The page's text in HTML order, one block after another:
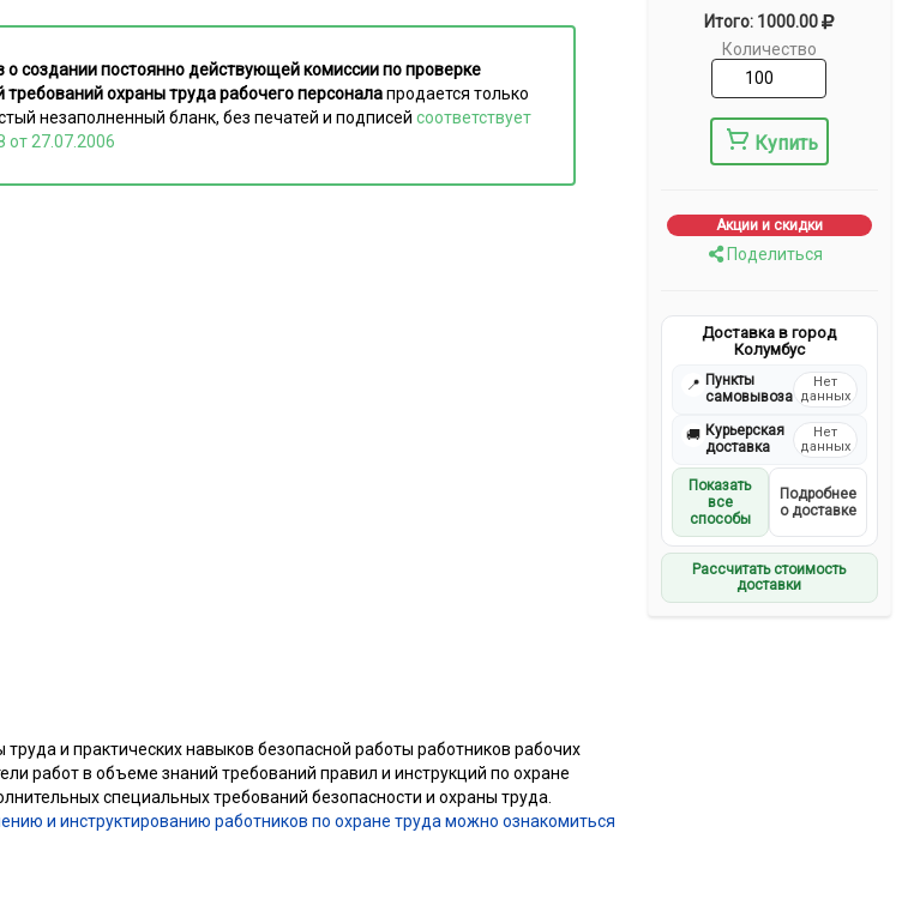
Итого: 1000.00
Количество
Купить
Акции и скидки
Поделиться
Доставка в город
Колумбус
📍 Пункты
самовывоза
Нет
данных
🚚 Курьерская
доставка
Нет
данных
Показать
все
способы
Подробнее
о доставке
Рассчитать стоимость
доставки
о создании постоянно действующей комиссии по проверке
требований охраны труда рабочего персоналапродается только
незаполненный бланк, без печатей и подписей соответствует
от 27.07.2006
и практических навыков безопасной работы работников рабочих
работ в объеме знаний требований правил и инструкций по охране
специальных требований безопасности и охраны труда.
и инструктированию работников по охране труда можно ознакомиться